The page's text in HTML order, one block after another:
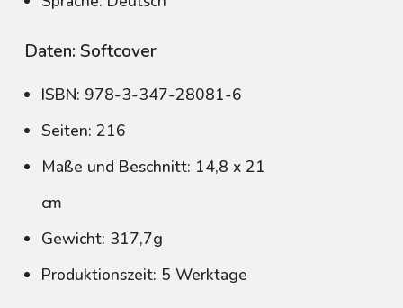
Daten: Softcover
ISBN: 978-3-347-28081-6
Seiten: 216
Maße und Beschnitt: 14,8 x 21
cm
Gewicht: 317,7g
Produktionszeit: 5 Werktage